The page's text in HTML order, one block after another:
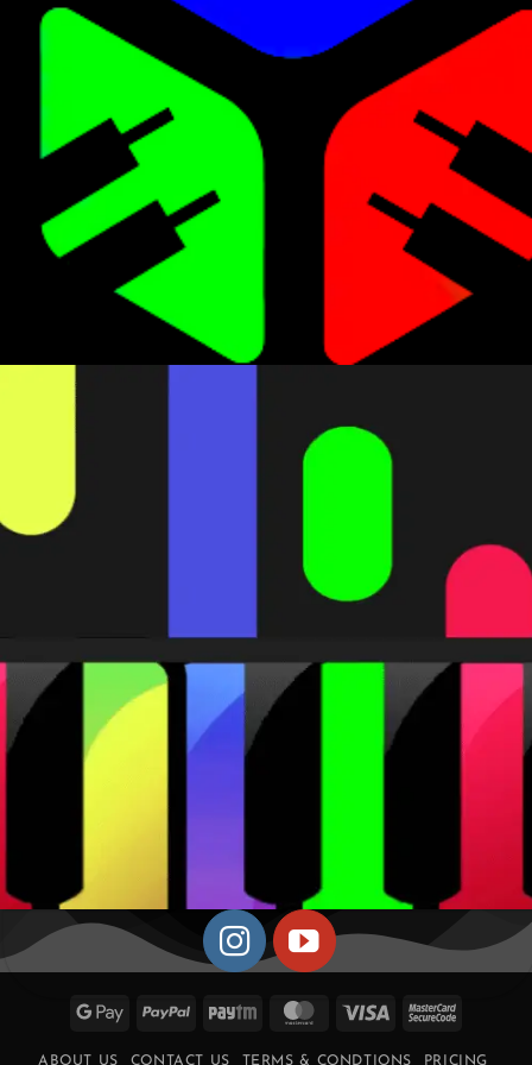
Google PayPal Paytm MasterCard
Visa
ABOUT US CONTACT US TERMS & CONDTIONS PRICING